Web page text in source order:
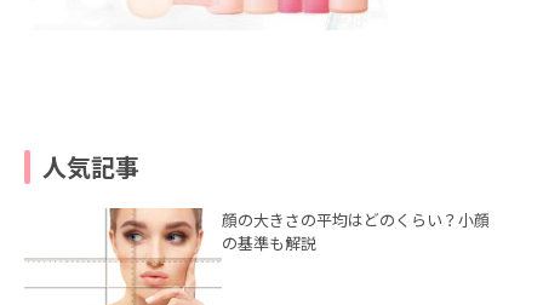
人気記事
顔の大きさの平均はどのくらい？小顔
の基準も解説